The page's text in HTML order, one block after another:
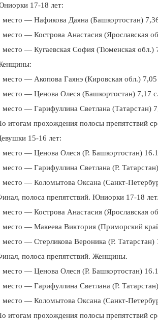
17-18 лет:
место — Нафикова Даяна (Башкортостан)
место — Кострова Анастасия (Ярославская
место — Кугаевская София (Тюменская обл.)
место — Акопова Гаянэ (Кировская обл.) 7,05
место — Ценова Олеся (Башкортостан) 7,17
место — Гарифуллина Светлана (Татарстан)
итогам прохождения полосы препятствий
15-16 лет:
место — Ценова Олеся (Р. Башкортостан)
место — Гарифуллина Светлана (Р.
место — Коломытова Оксана (Санкт-
полоса препятствий. Юниорки 17-18
место — Кострова Анастасия (Ярославская
место — Макеева Виктория (Приморский
место — Стерликова Вероника (Р. Татарстан)
полоса препятствий. Женщины.
место — Ценова Олеся (Р. Башкортостан)
место — Гарифуллина Светлана (Р.
место — Коломытова Оксана (Санкт-
итогам прохождения полосы препятствий